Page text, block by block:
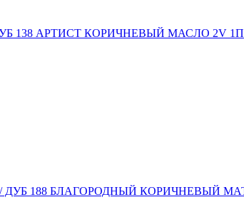
/ ДУБ 138 АРТИСТ КОРИЧНЕВЫЙ МАСЛО 2V 1П